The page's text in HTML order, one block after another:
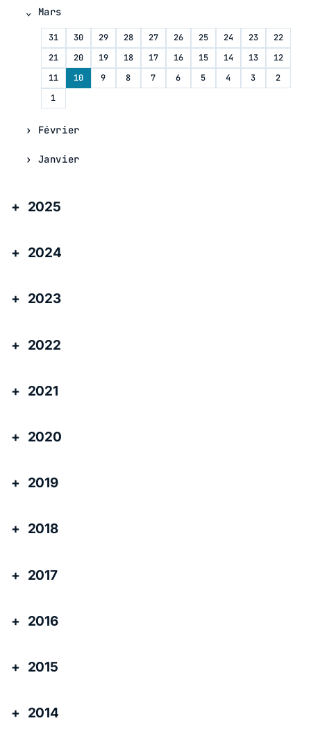
Mars
31 30 29 28 27 26 25 24 23
22
21
20 19 18 17 16 15 14 13
12
11
10 9 8 7 6 5 4 3
2
1
Février
Janvier
2025
2024
2023
2022
2021
2020
2019
2018
2017
2016
2015
2014